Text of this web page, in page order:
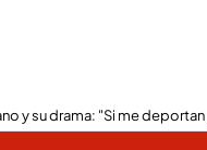
y su drama: "Si me